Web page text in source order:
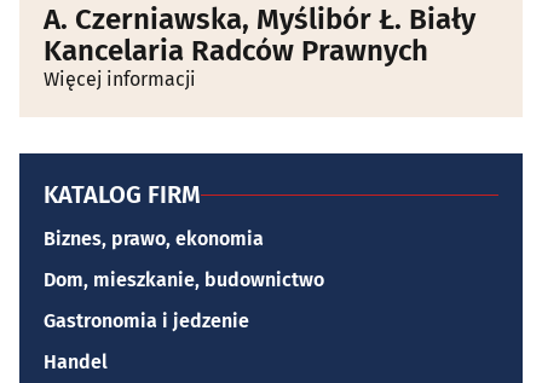
A. Czerniawska, Myślibór Ł. Biały
Kancelaria Radców Prawnych
Więcej informacji
KATALOG FIRM
Biznes, prawo, ekonomia
Dom, mieszkanie, budownictwo
Gastronomia i jedzenie
Handel